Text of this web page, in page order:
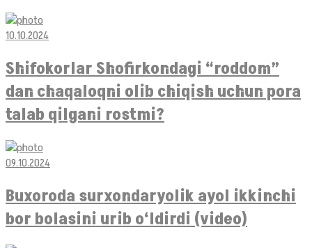
10.10.2024
Shifokorlar Shofirkondagi “roddom”
dan chaqaloqni olib chiqish uchun pora
talab qilgani rostmi?
09.10.2024
Buxoroda surxondaryolik ayol ikkinchi
bor bolasini urib o‘ldirdi (video)